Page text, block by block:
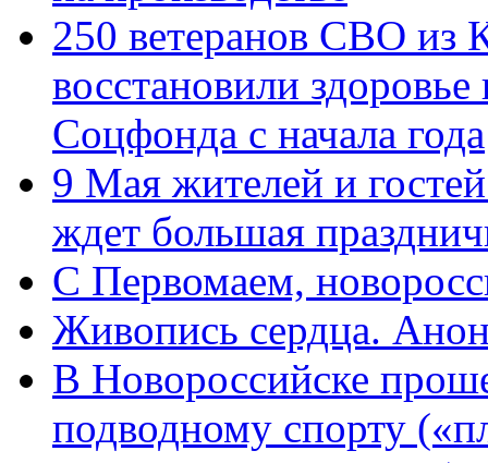
250 ветеранов СВО из
восстановили
Соцфонда с начала года
9 Мая жителей и
ждет большая
C Первомаем,
Живопись сердца.
В Новороссийске
подводному спорту